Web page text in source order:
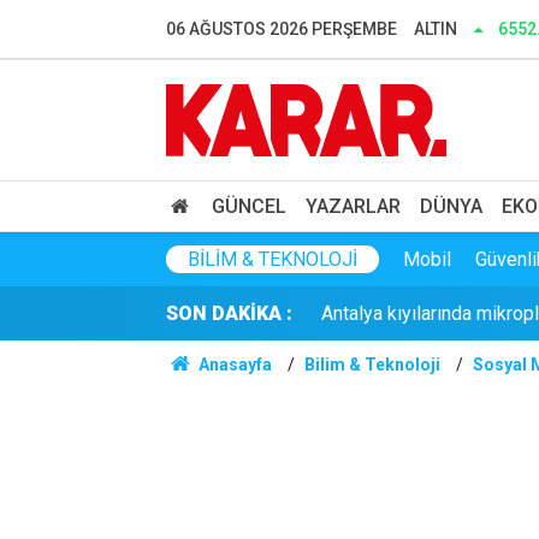
06 AĞUSTOS 2026 PERŞEMBE ALTIN
GÜNCEL YAZARLAR DÜNYA
BILIM & TEKNOLOJI Mobil
SON DAKİKA :
Anadolu Otoyolu'nun
Şanlıurfa'da feci olay:
TFF ile Trendyol
Antalya kıyılarında
Üretimi arttı, tuz oranı
Anasayfa Bilim & Teknoloji Sosyal